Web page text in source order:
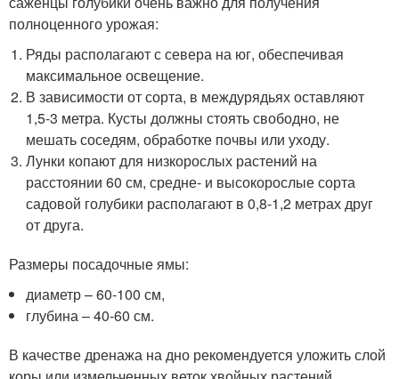
полноценного урожая:
Ряды располагают с севера на юг, обеспечивая
максимальное освещение.
В зависимости от сорта, в междурядьях оставляют
1,5-3 метра. Кусты должны стоять свободно, не
мешать соседям, обработке почвы или уходу.
Лунки копают для низкорослых растений на
расстоянии 60 см, средне- и высокорослые сорта
садовой голубики располагают в 0,8-1,2 метрах друг
от друга.
Размеры посадочные ямы:
диаметр – 60-100 см,
глубина – 40-60 см.
В качестве дренажа на дно рекомендуется уложить слой